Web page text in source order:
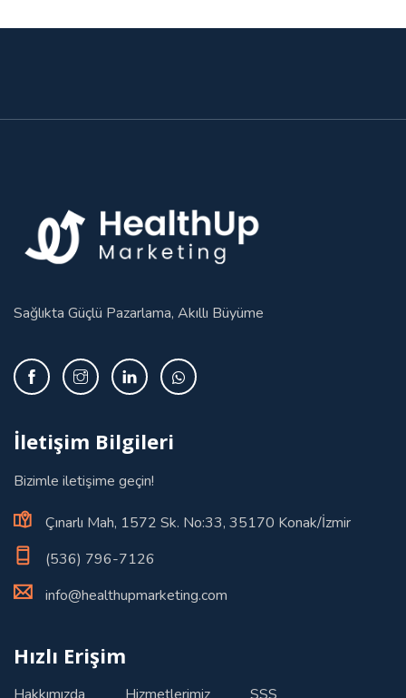
Sağlıkta Güçlü Pazarlama, Akıllı Büyüme
İletişim Bilgileri
Bizimle iletişime geçin!
Çınarlı Mah, 1572 Sk. No:33, 35170 Konak/İzmir
(536) 796-7126
info@healthupmarketing.com
Hızlı Erişim